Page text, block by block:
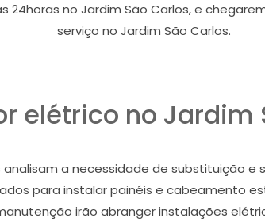
no Jardim São Carlos, e
serviço no Jardim São Carlos.
elétrico no Jardim
a necessidade de substituição
para instalar painéis e cabeamento
irão abranger instalações